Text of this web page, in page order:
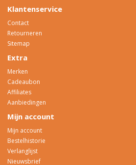
Klantenservice
Contact
Retourneren
Sitemap
Extra
Merken
Cadeaubon
Affiliates
Aanbiedingen
Mijn account
Mijn account
Bestelhistorie
Verlanglijst
Nieuwsbrief